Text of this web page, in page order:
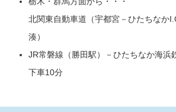
北関東自動車道（宇都宮－ひたちなか
湊）
JR常磐線（勝田駅）－ひたちなか海浜
下車10分